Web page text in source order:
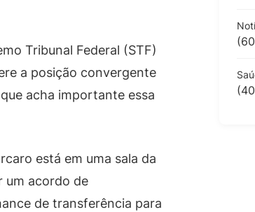
Tribunal Federal (STF)
a posição convergente
acha importante essa
está em uma sala da
um acordo de
de transferência para